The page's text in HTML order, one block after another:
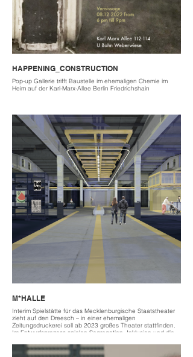
HAPPENING_CONSTRUCTION
Pop-up Gallerie trifft Baustelle im ehemaligen Chemie im
Heim auf der Karl-Marx-Allee Berlin Friedrichshain
M*HALLE
Interim Spielstätte für das Mecklenburgische Staatstheater
zieht auf den Dreesch – in einer ehemaligen
Zeitungsdruckerei soll ab 2023 großes Theater stattfinden.
Im Entwurfsprozess spielen Segregation, Inklusion und die
Zentrale Rolle.